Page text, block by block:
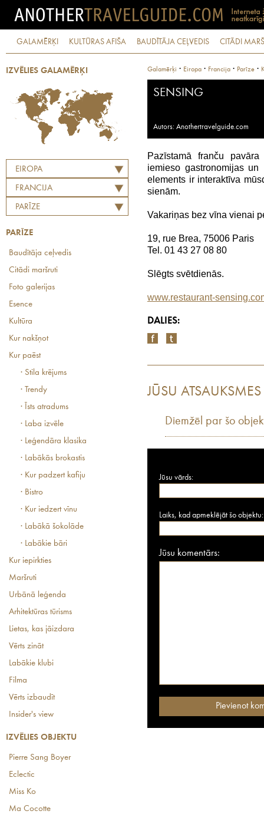
GALAMĒRĶI KULTŪRAS AFIŠA BAUDĪTĀJA CEĻVEDIS CITĀDI
IZVĒLIES GALAMĒRĶI
EIROPA
FRANCIJA
PARĪZE
PARĪZE
Baudītāja ceļvedis
Citādi maršruti
Foto galerijas
Esence
Kultūra
Kur nakšņot
Kur paēst
· Stila krējums
· Trendy
· Īsts atradums
· Laba izvēle
· Leģendāra klasika
· Labākās brokastis
· Kur padzert kafiju
· Bistro
· Kur iedzert vīnu
· Labākā šokolāde
· Labākie bāri
Kur iepirkties
Maršruti
Urbānā leģenda
Arhitektūras tūrisms
Lietas, kas jāizdara
Vērts zināt
Labākie klubi
Filma
Vērts izbaudīt
Insider's view
IZVĒLIES OBJEKTU
Pierre Sang Boyer
Eclectic
Miss Ko
Ma Cocotte
Galamērķi · Eiropa · Francija · Parīze ·
SENSING
Autors: Anothertravelguide.com
Pazīstamā franču
iemieso gastronomijas
elements ir interaktīva
sienām.
Vakariņas bez vīna vienai
19, rue Brea, 75006 Paris
Tel. 01 43 27 08 80
Slēgts svētdienās.
www.restaurant-
DALIES:
JŪSU ATSAUKSMES
Diemžēl par šo
Jūsu vārds:
Laiks, kad apmeklējāt šo objektu:
Jūsu komentārs: